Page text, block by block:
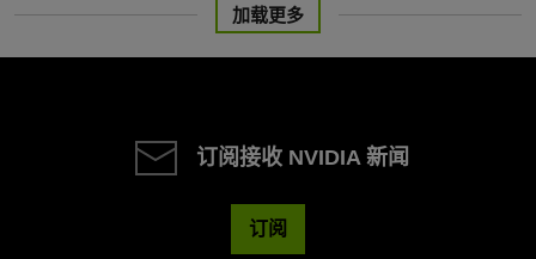
加载更多
订阅接收 NVIDIA 新闻
订阅